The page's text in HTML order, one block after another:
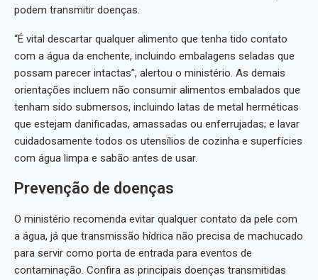
podem transmitir doenças.
“É vital descartar qualquer alimento que tenha tido contato
com a água da enchente, incluindo embalagens seladas que
possam parecer intactas”, alertou o ministério. As demais
orientações incluem não consumir alimentos embalados que
tenham sido submersos, incluindo latas de metal herméticas
que estejam danificadas, amassadas ou enferrujadas; e lavar
cuidadosamente todos os utensílios de cozinha e superfícies
com água limpa e sabão antes de usar.
Prevenção de doenças
O ministério recomenda evitar qualquer contato da pele com
a água, já que transmissão hídrica não precisa de machucado
para servir como porta de entrada para eventos de
contaminação. Confira as principais doenças transmitidas